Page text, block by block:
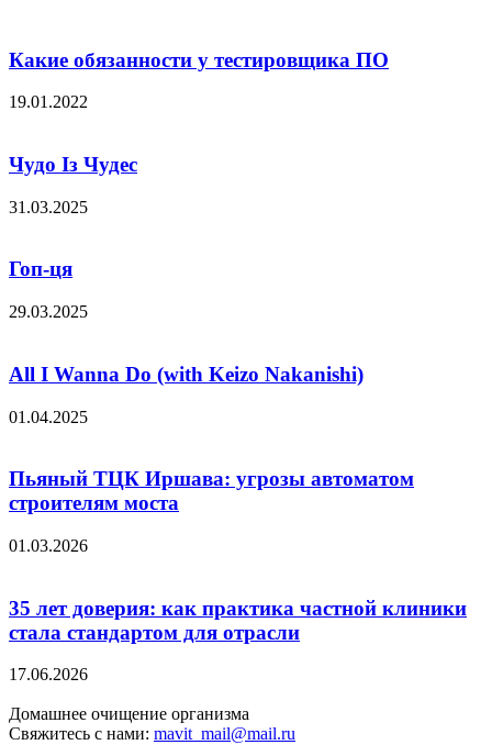
Какие обязанности у тестировщика ПО
19.01.2022
Чудо Із Чудес
31.03.2025
Гоп-ця
29.03.2025
All I Wanna Do (with Keizo Nakanishi)
01.04.2025
Пьяный ТЦК Иршава: угрозы автоматом
строителям моста
01.03.2026
35 лет доверия: как практика частной клиники
стала стандартом для отрасли
17.06.2026
Домашнее очищение организма
Свяжитесь с нами: mavit_mail@mail.ru